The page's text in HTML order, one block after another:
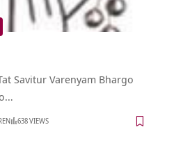
Savitur Varenyam Bhargo
638 VIEWS